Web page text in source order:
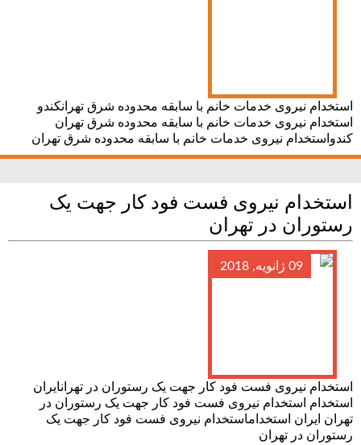
استخدام نیروی خدمات خانم با سابقه محدوده شرق تهرانکندو
استخدام نیروی خدمات خانم با سابقه محدوده شرق تهران
کندواستخدام نیروی خدمات خانم با سابقه محدوده شرق تهران
استخدام نیروی فست فود کار جهت یک
رستوران در تهران
09 ژانویه, 2018
استخدام نیروی فست فود کار جهت یک رستوران در تهرانایران
استخدام استخدام نیروی فست فود کار جهت یک رستوران در
تهران ایران استخداماستخدام نیروی فست فود کار جهت یک
رستوران در تهران